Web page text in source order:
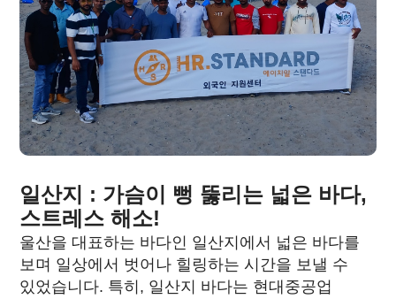
일산지 : 가슴이 뻥 뚫리는 넓은 바다,
스트레스 해소!
울산을 대표하는 바다인 일산지에서 넓은 바다를
보며 일상에서 벗어나 힐링하는 시간을 보낼 수
있었습니다. 특히, 일산지 바다는 현대중공업